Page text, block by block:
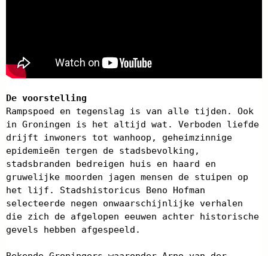
De voorstelling
Rampspoed en tegenslag is van alle tijden. Ook
in Groningen is het altijd wat. Verboden liefde
drijft inwoners tot wanhoop, geheimzinnige
epidemieën tergen de stadsbevolking,
stadsbranden bedreigen huis en haard en
gruwelijke moorden jagen mensen de stuipen op
het lijf. Stadshistoricus Beno Hofman
selecteerde negen onwaarschijnlijke verhalen
die zich de afgelopen eeuwen achter historische
gevels hebben afgespeeld.